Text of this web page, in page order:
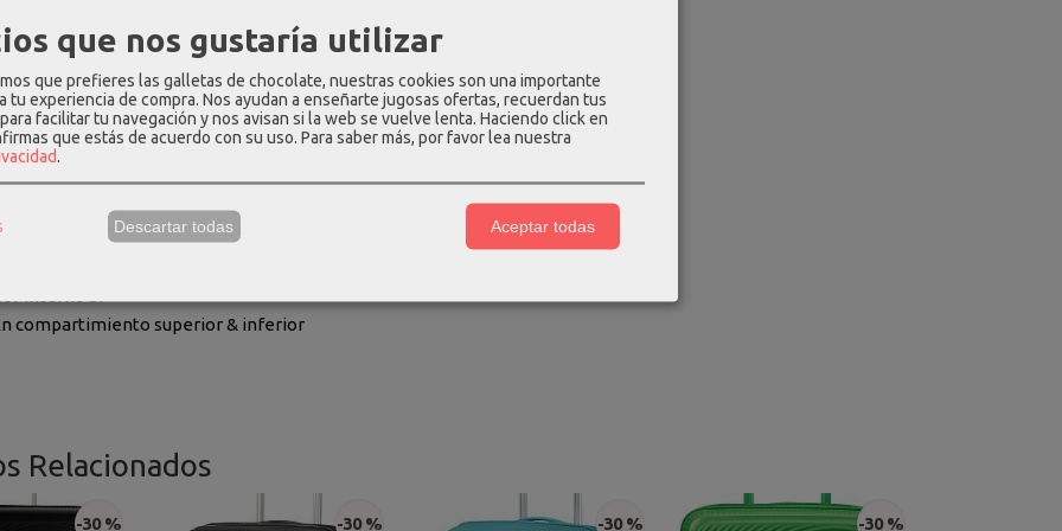
Sí
superior(es)
tubo
ruedas
Ruedas Dobles
Sí
inferior Si
compartimiento superior & inferior
Relacionados
-30 % -30 % -30 % -30 %
que nos gustaría utilizar
que prefieres las galletas de chocolate, nuestras cookies son una importante
tu experiencia de compra. Nos ayudan a enseñarte jugosas ofertas, recuerdan tus
facilitar tu navegación y nos avisan si la web se vuelve lenta. Haciendo click en
que estás de acuerdo con su uso. Para saber más, por favor lea nuestra
.
Descartar todas Aceptar todas